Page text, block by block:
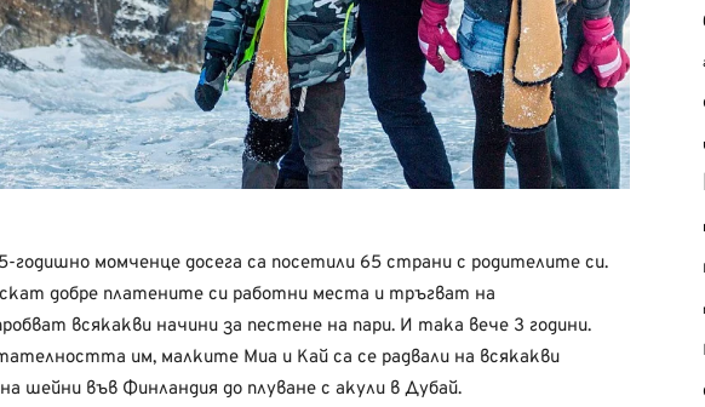
годишно момченце досега са посетили 65 страни с родителите си.
добре платените си работни места и тръгват на
всякакви начини за пестене на пари. И така вече 3 години.
им, малките Миа и Кай са се радвали на всякакви
шейни във Финландия до плуване с акули в Дубай.